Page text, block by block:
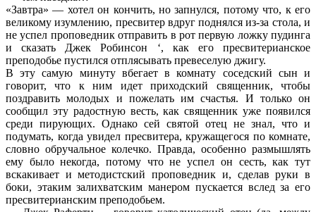
«Завтра» — хотел он кончить, но запнулся, потому что, к его
великому изумлению, пресвитер вдруг поднялся из-за стола, и
не успел проповедник отправить в рот первую ложку пудинга
и сказать Джек Робинсон ‘, как его пресвитерианское
преподобье пустился отплясывать превеселую джигу.
В эту самую минуту вбегает в комнату соседский сын и
говорит, что к ним идет приходский священник, чтобы
поздравить молодых и пожелать им счастья. И только он
сообщил эту радостную весть, как священник уже появился
среди пирующих. Однако сей святой отец не знал, что и
подумать, когда увидел пресвитера, кружащегося по комнате,
словно обручальное колечко. Правда, особенно размышлять
ему было некогда, потому что не успел он сесть, как тут
вскакивает и методистский проповедник и, сделав руки в
боки, этаким залихватским манером пускается вслед за его
пресвитерианским преподобьем.